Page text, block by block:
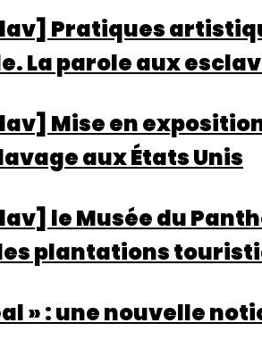
Pratiques
La parole aux
Mise en
aux États Unis
le Musée du
plantations
» : une nouvelle